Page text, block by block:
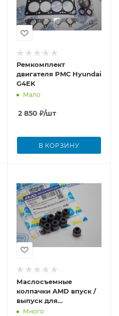
Ремкомплект
двигателя PMС Hyundai
G4EK
Мало
2 850 ₽/шт
В КОРЗИНУ
Маслосъемные
колпачки AMD впуск /
выпуск для
Hyundai/Kia S6D
Много